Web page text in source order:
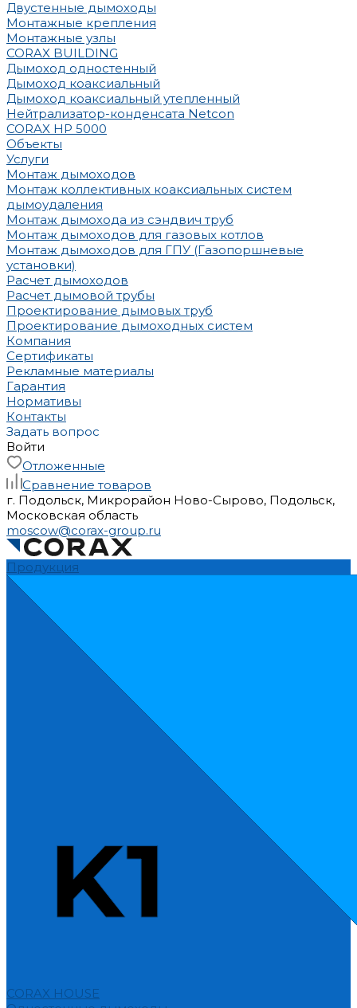
Двустенные дымоходы
Монтажные крепления
Монтажные узлы
CORAX BUILDING
Дымоход одностенный
Дымоход коаксиальный
Дымоход коаксиальный утепленный
Нейтрализатор-конденсата Netcon
CORAX HP 5000
Объекты
Услуги
Монтаж дымоходов
Монтаж коллективных коаксиальных систем
дымоудаления
Монтаж дымохода из сэндвич труб
Монтаж дымоходов для газовых котлов
Монтаж дымоходов для ГПУ (Газопоршневые
установки)
Расчет дымоходов
Расчет дымовой трубы
Проектирование дымовых труб
Проектирование дымоходных систем
Компания
Сертификаты
Рекламные материалы
Гарантия
Нормативы
Контакты
Задать вопрос
Войти
Отложенные
Сравнение товаров
г. Подольск, Микрорайон Ново-Сырово, Подольск,
Московская область
moscow@corax-group.ru
Продукция
CORAX HOUSE